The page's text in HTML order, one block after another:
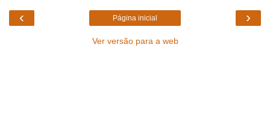
‹ ›
Página inicial
Ver versão para a web